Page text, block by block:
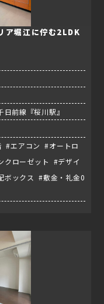
ア堀江に佇む2LDK
前線『桜川駅』
#エアコン #オートロ
クローゼット #デザイ
ボックス #敷金・礼金0